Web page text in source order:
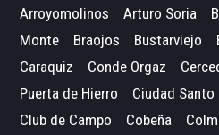
Arroyomolinos
Arturo Soria
Monte
Braojos Bustarviejo
Caraquiz
Conde Orgaz
Puerta de Hierro
Ciudad
Club de Campo
Cobeña